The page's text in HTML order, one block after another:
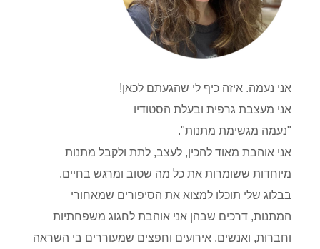
אני נעמה. איזה כיף לי שהגעתם לכאן!
אני מעצבת גרפית ובעלת הסטודיו
"נעמה מגשימת מתנות".
אני אוהבת מאוד להכין, לעצב, לתת ולקבל מתנות
מיוחדות ששומרות את כל מה שטוב ומרגש בחיים.
בבלוג שלי תוכלו למצוא את הסיפורים שמאחורי
המתנות, דרכים שבהן אני אוהבת לחגוג משפחתיות
וחברוּת, ואנשים, אירועים וחפצים שמעוררים בי השראה